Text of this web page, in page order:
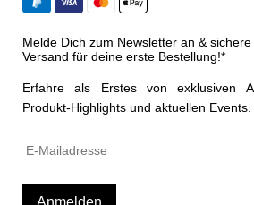
Melde Dich zum Newsletter an &
Versand für deine erste Bestellung!*
Erfahre als Erstes von exklusiven
Produkt-Highlights und aktuellen Events.